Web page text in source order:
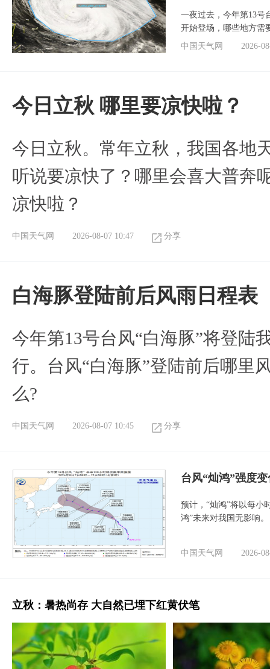
一夜过去，今年第13号
开始登场，哪些地方需
中国天气网
2026-
今日立秋 哪里要凉快啦？
今日立秋。常年立秋，我国各地
听说要凉快了？哪里会喜大普奔
凉快啦？
中国天气网 2026-08-07 10:47 分享
白海豚登陆前后风雨日程表
今年第13号台风“白海豚”将登陆
行。台风“白海豚”登陆前后哪里
么?
中国天气网 2026-08-07 10:45 分享
台风“灿鸿”强度
预计，“灿鸿”将以每小
鸿”未来对我国无影响。
中国天气网 2026-
立秋：暑热尚存 大自然已埋下红黄伏笔